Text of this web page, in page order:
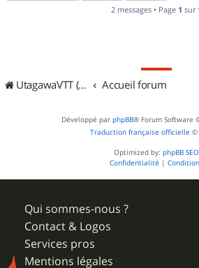
2 messages • Page 1 sur
UtagawaVTT (Randos VTT et VTTAE avec traces GPS) Accueil forum
Développé par phpBB® Forum Software
Traduction française officielle ©
Optimized by: phpBB SEO
Confidentialité |
Qui sommes-nous ?
Contact & Logos
Services pros
Mentions légales